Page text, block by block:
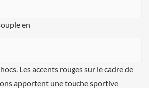
en
Les accents rouges sur le cadre de
apportent une touche sportive